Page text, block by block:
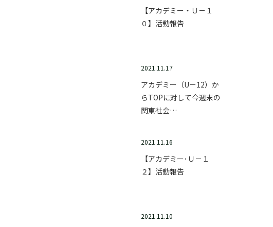
【アカデミー・Ｕ－１
０】活動報告
2021.11.17
アカデミー（U－12）か
らTOPに対して今週末の
関東社会…
2021.11.16
【アカデミー･Ｕ－１
２】活動報告
2021.11.10